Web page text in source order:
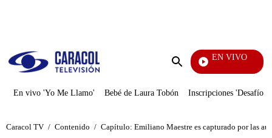
Enviar
EN VIVO
Día A Día
En vivo 'Yo Me Llamo' Bebé de Laura Tobón Inscripciones 'Desafío'
Caracol TV / Contenido / Capítulo: Emiliano Maestre es capturado por las